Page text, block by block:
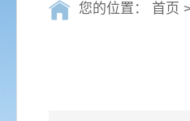
您的位置： 首页 >